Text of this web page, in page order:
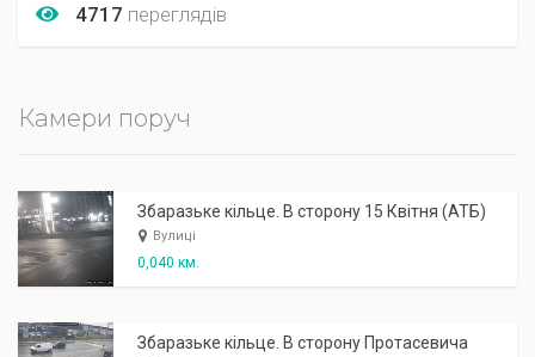
4717 переглядів
Камери поруч
Збаразьке кільце. В сторону 15 Квітня (АТБ)
Вулиці
0,040 км.
Збаразьке кільце. В сторону Протасевича